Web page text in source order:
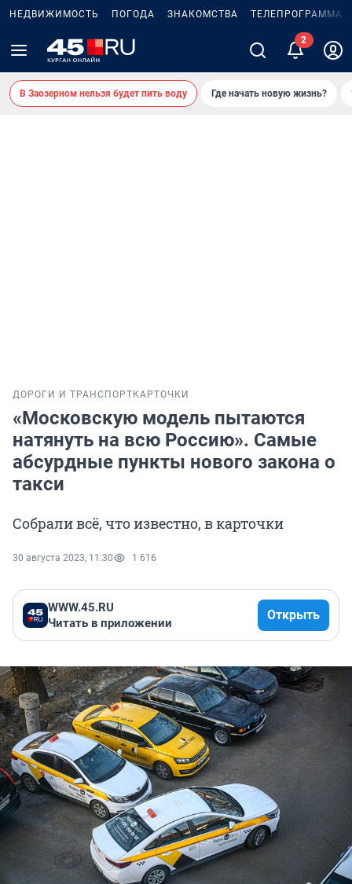
НЕДВИЖИМОСТЬ ПОГОДА ЗНАКОМСТВА ТЕЛЕПРОГРАММА
В Заозерном нельзя будет пить воду Где начать новую жизнь?
ДОРОГИ И ТРАНСПОРТ КАРТОЧКИ
«Московскую модель пытаются
натянуть на всю Россию». Самые
абсурдные пункты нового закона о
такси
Собрали всё, что известно, в карточки
30 августа 2023, 11:30 1 616
WWW.45.RU
Читать в приложении
Открыть